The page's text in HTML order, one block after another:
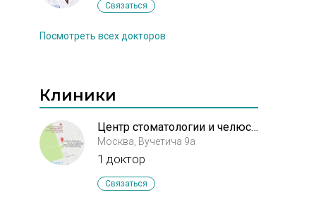
Связаться
Посмотреть всех докторов
Клиники
Центр стоматологии и челюстно-лицевой хирургии МГМСУ
Москва, Вучетича 9а
1 доктор
Связаться